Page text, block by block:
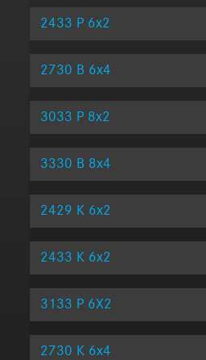
2433 P 6x2
2730 B 6x4
3033 P 8x2
3330 B 8x4
2429 K 6x2
2433 K 6x2
3133 P 6X2
2730 K 6x4